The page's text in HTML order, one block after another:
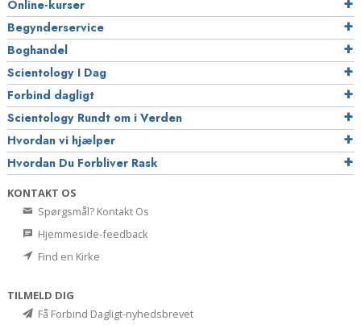
Online-kurser
Begynderservice
Boghandel
Scientology I Dag
Forbind dagligt
Scientology Rundt om i Verden
Hvordan vi hjælper
Hvordan Du Forbliver Rask
KONTAKT OS
Spørgsmål? Kontakt Os
Hjemmeside-feedback
Find en Kirke
TILMELD DIG
Få Forbind Dagligt-nyhedsbrevet